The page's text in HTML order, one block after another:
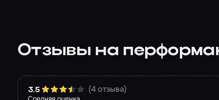
Отзывы на
3.5 (4 отзыва)